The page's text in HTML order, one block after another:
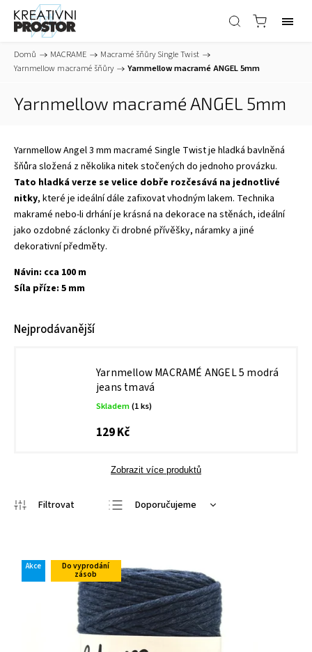
Domů / MACRAME / Macramé šňůry Single Twist /
Yarnmellow macramé šňůry / Yarnmellow macramé ANGEL 5mm
Yarnmellow macramé ANGEL 5mm
Yarnmellow Angel 3 mm macramé Single Twist je hladká bavlněná
šňůra složená z několika nitek stočených do jednoho provázku.
Tato hladká verze se velice dobře rozčesává na jednotlivé
nitky, které je ideální dále zafixovat vhodným lakem. Technika
makramé nebo-li drhání je krásná na dekorace na stěnách, ideální
jako ozdobné záclonky či drobné přívěšky, náramky a jiné
dekorativní předměty.
Návin: cca 100 m
Síla příze: 5 mm
Nejprodávanější
Yarnmellow MACRAMÉ ANGEL 5 modrá
jeans tmavá
Skladem(1 ks)
129 Kč
Zobrazit více produktů
Doporučujeme
Nejprodávanější
Abecedně
Akce
Do vyprodání
zásob